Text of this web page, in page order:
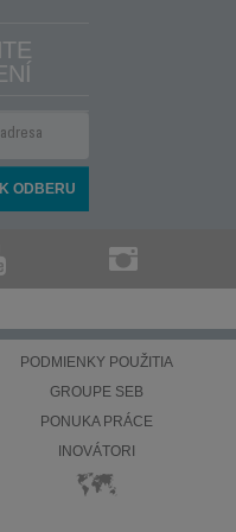
PODMIENKY POUŽITIA
GROUPE SEB
PONUKA PRÁCE
INOVÁTORI